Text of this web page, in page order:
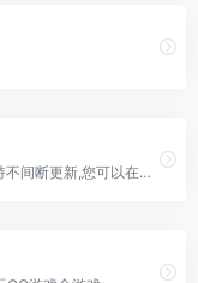
17173是中国游戏门户站,全年365天保持不间断更新,您可以在这里获得专业的游戏新闻资讯,完善的游戏攻略专区,人气游戏论坛以及游戏测试账号等,是游戏玩家首选网络游戏资讯门户网站。